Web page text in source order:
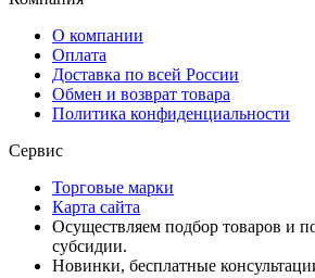
О компании
Оплата
Доставка по всей России
Обмен и возврат товара
Политика конфиденциальности
Сервис
Торговые марки
Карта сайта
Осуществляем подбор товаров и
субсидии.
Новинки, бесплатные